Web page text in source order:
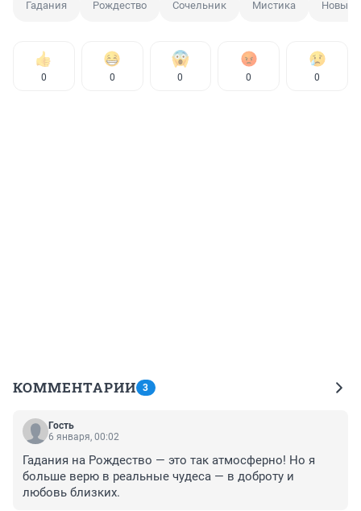
Гадания Рождество Сочельник Мистика Новый
0 0 0 0 0
КОММЕНТАРИИ 3
Гость
6 января, 00:02
Гадания на Рождество — это так атмосферно! Но я
больше верю в реальные чудеса — в доброту и
любовь близких.